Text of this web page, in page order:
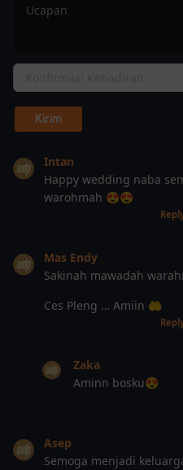
Intan
Happy wedding naba
warohmah 😍😍
Mas Endy
Sakinah mawadah
Ces Pleng … Amiin 🤲
Zaka
Aminn bosku😍
Asep
Semoga menjadi